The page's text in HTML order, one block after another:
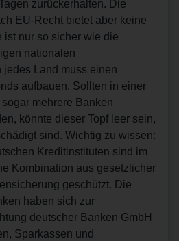
zurückerhalten. Die
EU-Recht bietet aber keine
ist nur so sicher wie die
nationalen
jedes Land muss einen
aufbauen. Sollten in einer
mehrere Banken
könnte dieser Topf leer sein,
sind. Wichtig zu wissen:
Kreditinstituten sind im
Kombination aus gesetzlicher
geschützt. Die
haben sich zur
deutscher Banken GmbH
Sparkassen und